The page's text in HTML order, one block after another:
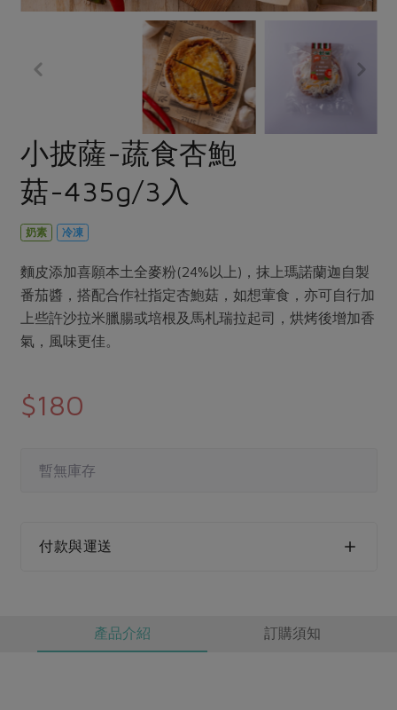
休閒零嘴 沖泡飲品
個人清潔
家庭清潔 織品
日用品
防災用品
最新產品
優惠專區
樂齡友善
主題食譜
異國料理
養身食補
節慶大餐
高麗菜海鮮煎餅
主婦聯盟X樂齡網特約優惠案
2024農業發展計畫年度報告
更多議題活動
把最好的台灣味帶回家！
廢核運動 能源議題
減塑減廢
公益金 食農教育
生活者e週報
綠主張月刊
典藏閱覽室
社員權益
選舉專區
最新消息
下載專區
地區活動
活動報下載
小披薩-蔬食杏鮑
菇-435g/3入
奶素 冷凍
麵皮添加喜願本土全麥粉(24%以上)，抹上瑪諾蘭迦自製
番茄醬，搭配合作社指定杏鮑菇，如想葷食，亦可自行加
上些許沙拉米臘腸或培根及馬札瑞拉起司，烘烤後增加香
氣，風味更佳。
$180
暫無庫存
付款與運送
產品介紹 訂購須知